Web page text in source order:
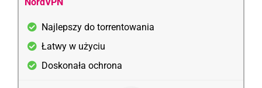
Najlepszy do torrentowania
Łatwy w użyciu
Doskonała ochrona